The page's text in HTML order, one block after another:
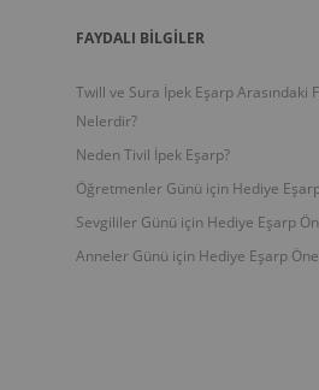
FAYDALI BİLGİLER
Twill ve Sura İpek Eşarp Arasındaki
Nelerdir?
Neden Tivil İpek Eşarp?
Öğretmenler Günü için Hediye
Sevgililer Günü için Hediye Eşarp
Anneler Günü için Hediye Eşarp